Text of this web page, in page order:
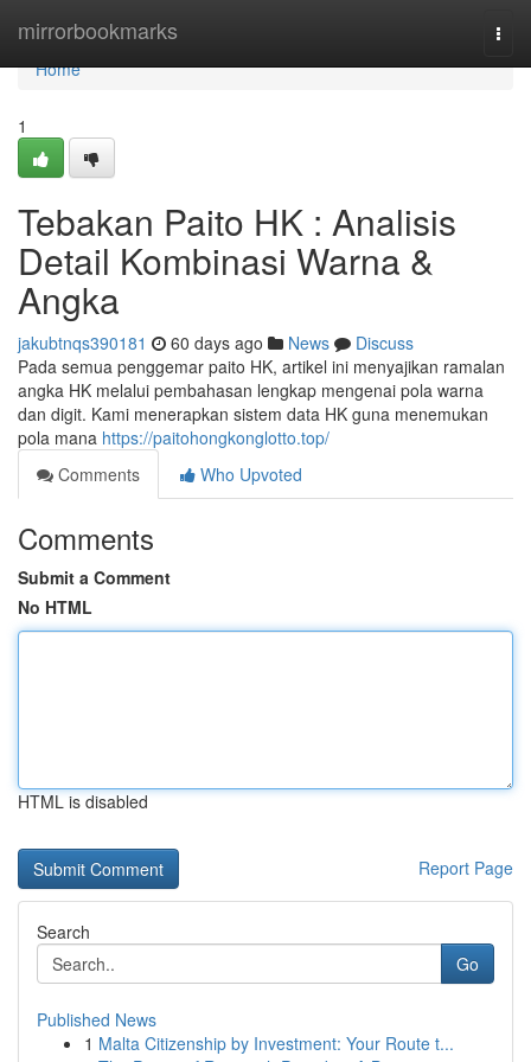
mirrorbookmarks
Home
Home
1
Tebakan Paito HK : Analisis
Detail Kombinasi Warna &
Angka
jakubtnqs390181 60 days ago News
Discuss
Pada semua penggemar paito HK, artikel ini menyajikan ramalan
angka HK melalui pembahasan lengkap mengenai pola warna
dan digit. Kami menerapkan sistem data HK guna menemukan
pola mana https://paitohongkonglotto.top/
Comments
Who Upvoted
Comments
Submit a Comment
No HTML
HTML is disabled
Report Page
Search
Go
Published News
1 Malta Citizenship by Investment: Your Route t...